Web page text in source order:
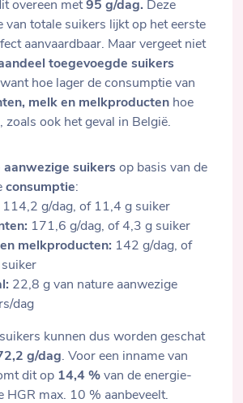
overeen met95 g/dag. Deze
van totale suikers lijkt op het eerste
aanvaardbaar. Maar vergeet niet
toegevoegde suikers
hoe lager de consumptie van
melk en melkproducten hoe
zoals ook het geval in België.
aanwezige suikersop basis van de
consumptie:
114,2 g/dag, of 11,4 g suiker
171,6 g/dag, of 4,3 g suiker
melkproducten: 142 g/dag, of
22,8 g van nature aanwezige
dag
kunnen dus worden geschat
g/dag. Voor een inname van
dit op 14,4 % van de energie-
HGR max. 10 % aanbeveelt.